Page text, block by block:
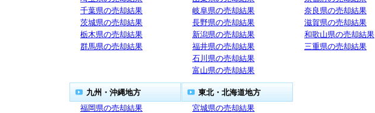
千葉県の売却結果
茨城県の売却結果
栃木県の売却結果
群馬県の売却結果
岐阜県の売却結果
長野県の売却結果
新潟県の売却結果
福井県の売却結果
石川県の売却結果
富山県の売却結果
奈良県の売却結果
滋賀県の売却結果
和歌山県の売却結果
三重県の売却結果
九州・沖縄地方
福岡県の売却結果
東北・北海道地方
宮城県の売却結果